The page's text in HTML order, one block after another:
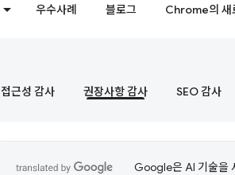
우수사례 블로그 Chrome의 새
접근성 감사 권장사항 감사 SEO 감사
Google은 AI 기술을